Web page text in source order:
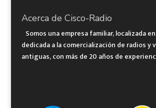
Acerca de Cisco-Radio
Somos una empresa familiar, localizada
dedicada a la comercialización de radios y
antiguas, con más de 20 años de